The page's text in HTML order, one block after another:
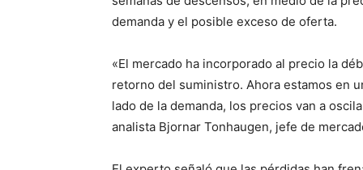
demanda y el posible exceso de oferta.
«El mercado ha incorporado al precio la
retorno del suministro. Ahora estamos en
lado de la demanda, los precios van a
analista Bjornar Tonhaugen, jefe de